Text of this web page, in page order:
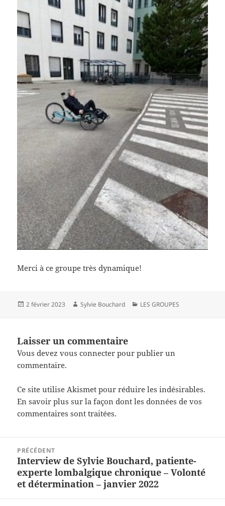
Merci à ce groupe très dynamique!
Publié
2 février 2023 Auteur
Sylvie Bouchard Catégories
LES GROUPES
Laisser un commentaire
Vous devezvous connecter pour publier un
commentaire.
Ce site utilise Akismet pour réduire les indésirables.
En savoir plus sur la façon dont les données de vos
commentaires sont traitées.
l’article
PRÉCÉDENT
Article
précédent :
Interview de Sylvie Bouchard, patiente-
experte lombalgique chronique – Volonté
et détermination – janvier 2022